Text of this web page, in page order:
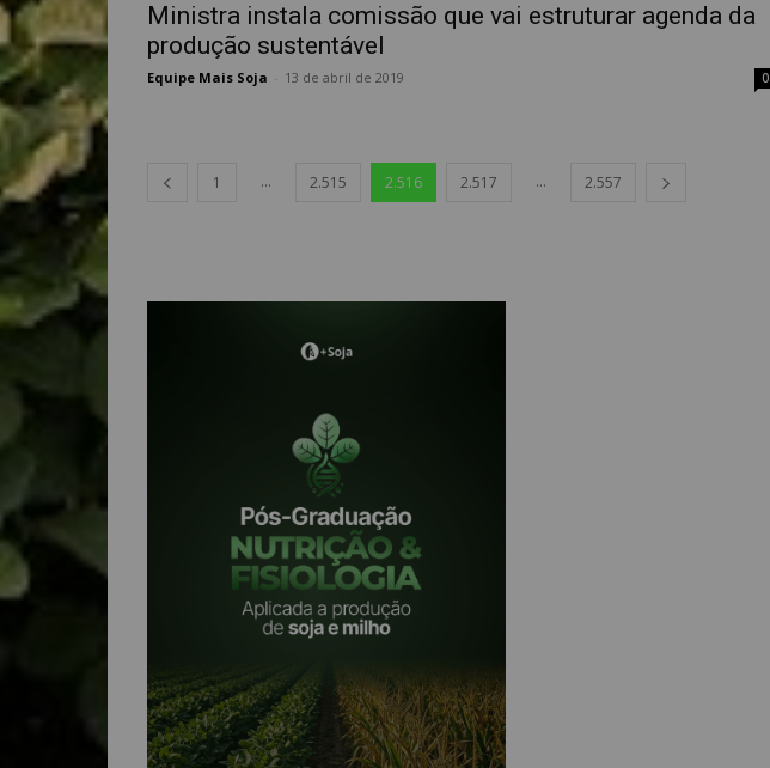
Ministra instala comissão que vai estruturar agenda da
produção sustentável
Equipe Mais Soja 13 de abril de 2019 0
1 ... 2.515 2.516 2.517 ... 2.557